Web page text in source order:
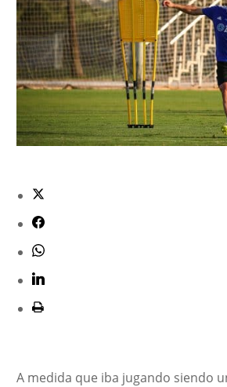
A medida que iba jugando siendo